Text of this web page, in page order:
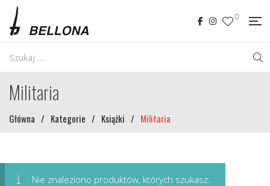
0
Militaria
Główna / Kategorie / Książki / Militaria
Nie znaleziono produktów, których szukasz.